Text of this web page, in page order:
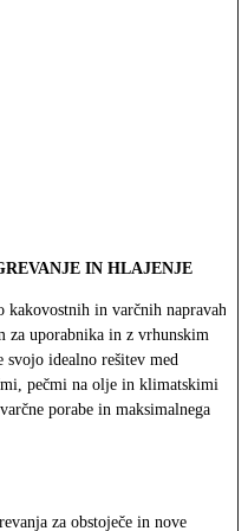
IN HLAJENJE
kakovostnih in varčnih napravah
za uporabnika in z vrhunskim
svojo idealno rešitev med
pečmi na olje in klimatskimi
porabe in maksimalnega
za obstoječe in nove